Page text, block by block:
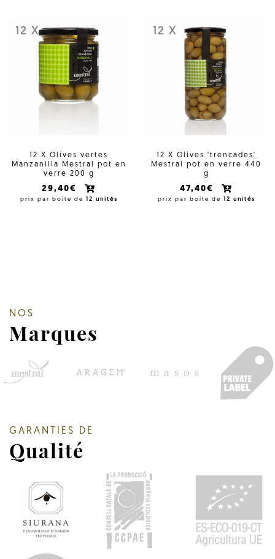
12 X
12 X Olives vertes
Manzanilla Mestral pot en
verre 200 g
29,40€
prix par boîte de 12 unités
12 X
12 X Olives 'trencades'
Mestral pot en verre 440
g
47,40€
prix par boîte de 12 unités
NOS
Marques
GARANTIES DE
Qualité